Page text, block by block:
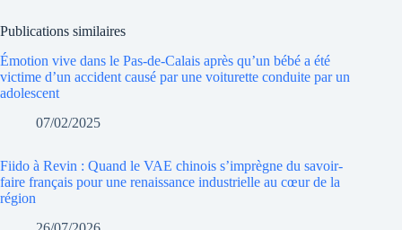
Publications similaires
Émotion vive dans le Pas-de-Calais après qu’un bébé a été
victime d’un accident causé par une voiturette conduite par un
adolescent
07/02/2025
Fiido à Revin : Quand le VAE chinois s’imprègne du savoir-
faire français pour une renaissance industrielle au cœur de la
région